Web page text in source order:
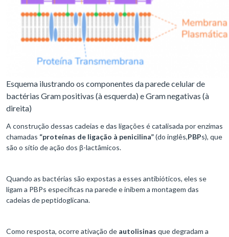
Esquema ilustrando os componentes da parede celular de
bactérias Gram positivas (à esquerda) e Gram negativas (à
direita)
A construção dessas cadeias e das ligações é catalisada por enzimas
chamadas “proteínas de ligação à penicilina”(do inglês,PBPs), que
são o sítio de ação dos β-lactâmicos.
Quando as bactérias são expostas a esses antibióticos, eles se
ligam a PBPs específicas na parede e inibem a montagem das
cadeias de peptidoglicana.
Como resposta, ocorre ativação de autolisinas que degradam a